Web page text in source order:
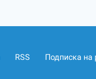
RSS Подписка на